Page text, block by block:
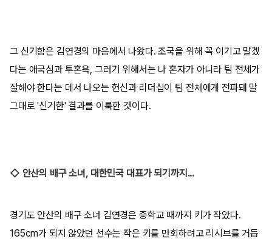
그 신기함은 김연경의 마음에서 나왔다. 조국을 위해 꼭 이기고 말겠
다는 애국심과 투혼욕, 그러기 위해서는 나 혼자가 아니라 팀 전체가
잘해야 한다는 데서 나오는 헌신과 리더십이 팀 전체에게 전파돼 말
그대로 '신기한' 결과를 이룩한 것이다.
◇ 안산의 배구 소녀, 대한민국 대표가 되기까지...
경기도 안산의 배구 소녀 김연경은 중학교 때까지 키가 작았다.
165cm가 되지 않았던 선수는 작은 키를 만회하려고 리시브를 거듭